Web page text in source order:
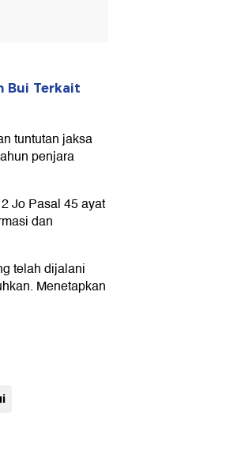
Bui Terkait
tuntutan jaksa
penjara
Jo Pasal 45 ayat
dan
telah dijalani
Menetapkan